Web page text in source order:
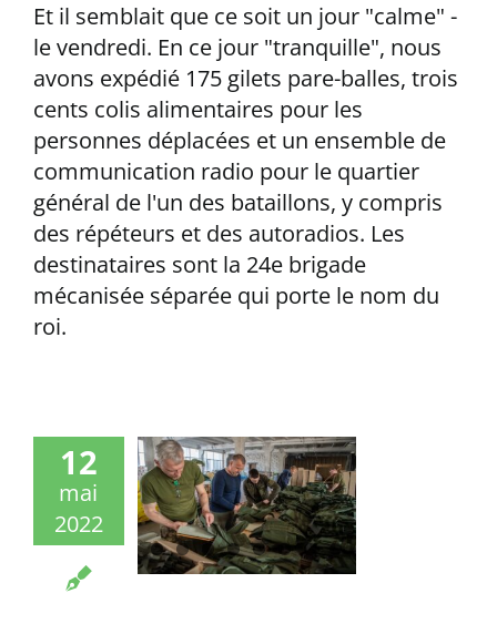
Et il semblait que ce soit un jour "calme" -
le vendredi. En ce jour "tranquille", nous
avons expédié 175 gilets pare-balles, trois
cents colis alimentaires pour les
personnes déplacées et un ensemble de
communication radio pour le quartier
général de l'un des bataillons, y compris
des répéteurs et des autoradios. Les
destinataires sont la 24e brigade
mécanisée séparée qui porte le nom du
roi.
12
mai
2022